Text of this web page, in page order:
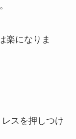
楽になりま
スを押しつけ